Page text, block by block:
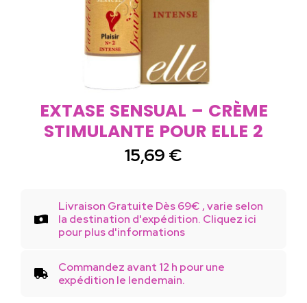
EXTASE SENSUAL – CRÈME
STIMULANTE POUR ELLE 2
15,69 €
Livraison Gratuite Dès 69€ , varie selon
la destination d'expédition. Cliquez ici
pour plus d'informations
Commandez avant 12 h pour une
expédition le lendemain.